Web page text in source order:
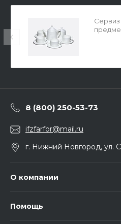
Сервиз
8 (800) 250-53-73
ifzfarfor@mail.ru
г. Нижний Новгород, ул.
О компании
Помощь